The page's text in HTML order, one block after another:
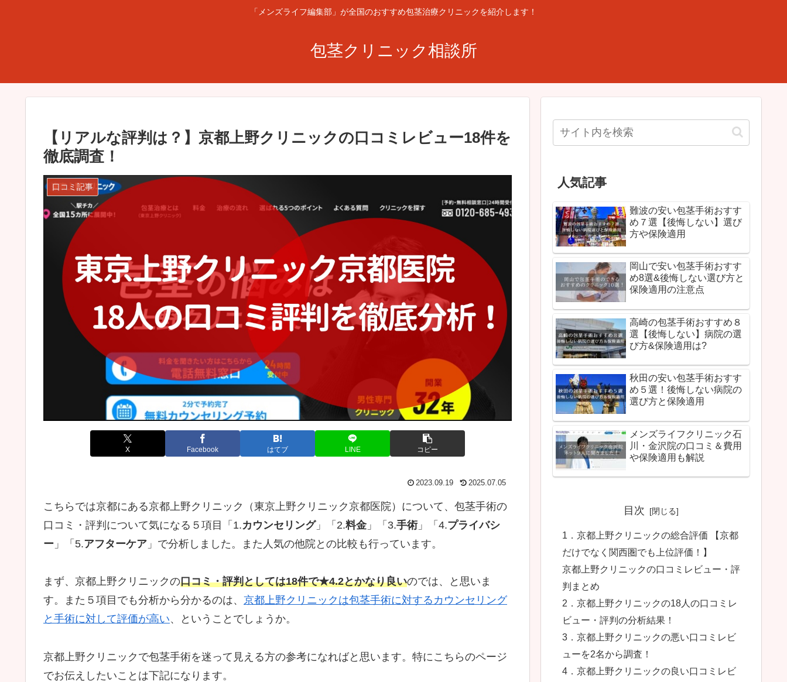
「メンズライフ編集部」が全国のおすすめ包茎治療クリニックを紹介します！
包茎クリニック相談所
【リアルな評判は？】京都上野クリニックの口コミレビュー18件を
徹底調査！
口コミ記事
X Facebook はてブ LINE コピー
2023.09.19 2025.07.05
こちらでは京都にある京都上野クリニック（東京上野クリニック京都医院）について、包茎手術の
口コミ・評判について気になる５項目「1.カウンセリング」「2.料金 」「3.手術」「4.プライバシ
ー 」「5.アフターケア 」で分析しました。また人気の他院との比較も行っています。
まず、京都上野クリニックの口コミ・評判としては18件で★4.2とかなり良いのでは、と思いま
す。また５項目でも分析から分かるのは、 京都上野クリニックは包茎手術に対するカウンセリング
と手術に対して評価が高い、ということでしょうか。
京都上野クリニックで包茎手術を迷って見える方の参考になればと思います。特にこちらのページ
でお伝えしたいことは下記になります。
人気記事
難波の安い包茎手術おすす
め７選【後悔しない】選び
方や保険適用
岡山で安い包茎手術おすす
め8選&後悔しない選び方と
保険適用の注意点
高崎の包茎手術おすすめ８
選【後悔しない】病院の選
び方&保険適用は?
秋田の安い包茎手術おすす
め５選！後悔しない病院の
選び方と保険適用
メンズライフクリニック石
川・金沢院の口コミ＆費用
や保険適用も解説
目次
1．京都上野クリニックの総合評価 【京都
だけでなく関西圏でも上位評価！】
京都上野クリニックの口コミレビュー・評
判まとめ
2．京都上野クリニックの18人の口コミレ
ビュー・評判の分析結果！
3．京都上野クリニックの悪い口コミレビ
ューを2名から調査！
4．京都上野クリニックの良い口コミレビ